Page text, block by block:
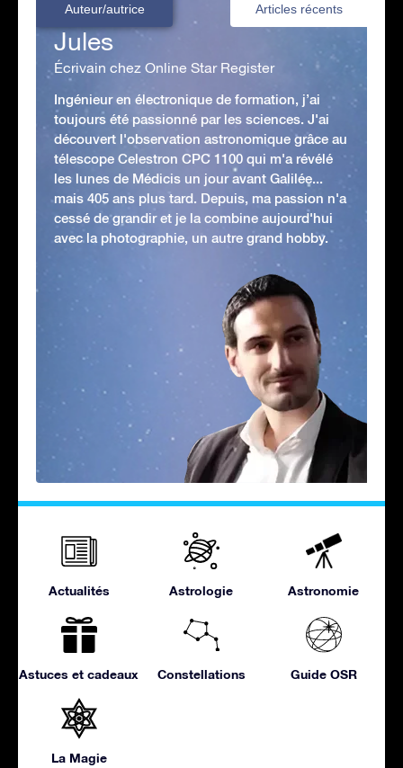
Auteur/autrice Articles récents
Jules
Écrivain chez Online Star Register
Ingénieur en électronique de formation, j’ai
toujours été passionné par les sciences. J'ai
découvert l'observation astronomique grâce au
télescope Celestron CPC 1100 qui m'a révélé
les lunes de Médicis un jour avant Galilée...
mais 405 ans plus tard. Depuis, ma passion n'a
cessé de grandir et je la combine aujourd'hui
avec la photographie, un autre grand hobby.
Actualités Astrologie Astronomie
Astuces et cadeaux Constellations Guide OSR
La Magie